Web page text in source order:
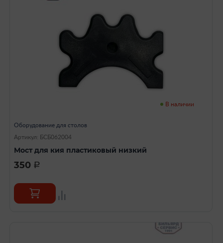
В наличии
Оборудование для столов
Артикул: БСБ062004
Мост для кия пластиковый низкий
350 a